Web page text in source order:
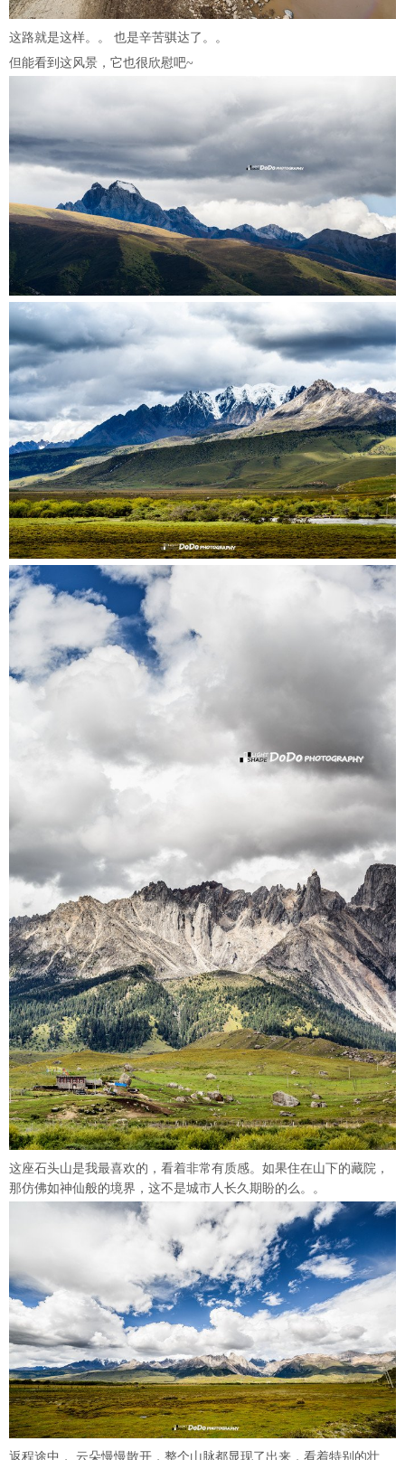
这路就是这样。。 也是辛苦骐达了。。
但能看到这风景，它也很欣慰吧~
这座石头山是我最喜欢的，看着非常有质感。如果住在山下的藏院，
那仿佛如神仙般的境界，这不是城市人长久期盼的么。。
返程途中， 云朵慢慢散开，整个山脉都显现了出来，看着特别的壮